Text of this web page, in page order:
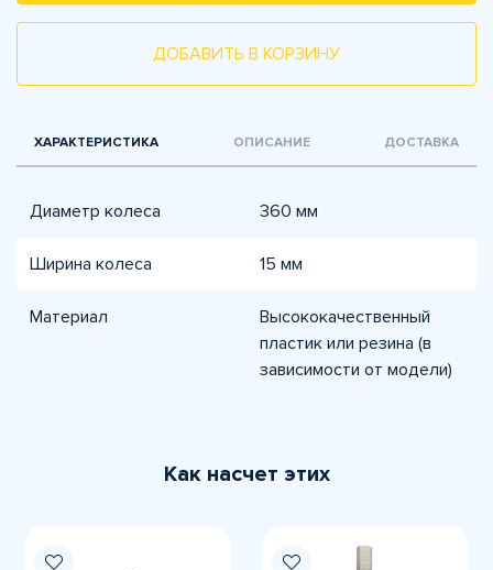
ДОБАВИТЬ В КОРЗИНУ
ХАРАКТЕРИСТИКА ОПИСАНИЕ ДОСТАВКА
Диаметр колеса 360 мм
Ширина колеса 15 мм
Материал
Высококачественный
пластик или резина (в
зависимости от модели)
Как насчет этих